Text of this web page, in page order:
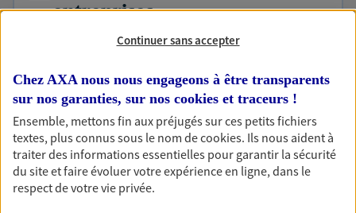
entreprises
Comme vous, nous sommes des indépendants. Nous
protéger votre activité, vos collaborateurs... mais aussi
vous-même et votre famille.
Accompagner vos projets de
vie
Achat immobilier, installation, départ à la retraite…
Continuer sans accepter
Chez AXA nous nous engageons à être transparents
sur nos garanties, sur nos cookies et traceurs !
Ensemble, mettons fin aux préjugés sur ces petits fichiers
textes, plus connus sous le nom decookies. Ils nous aident à
traiter des informations essentielles pour garantir la sécurité
du site et faire évoluer votre expérience en ligne, dans le
respect de votre vie privée.